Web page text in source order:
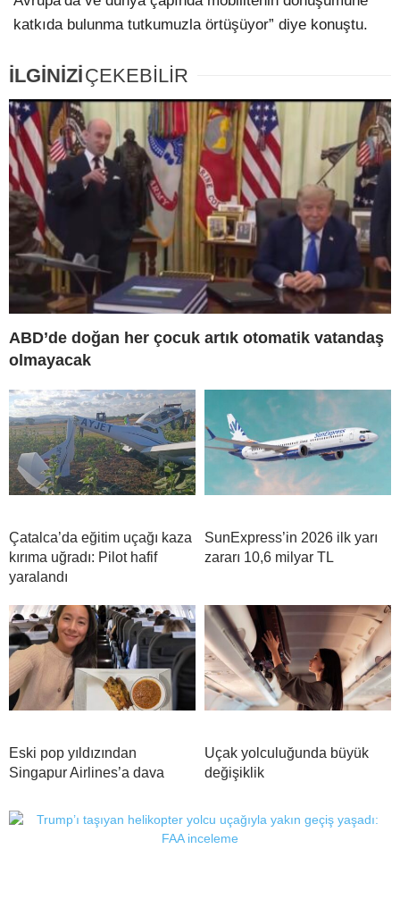
katkıda bulunma tutkumuzla örtüşüyor” diye konuştu.
İLGİNİZİÇEKEBİLİR
ABD’de doğan her çocuk artık otomatik vatandaş
olmayacak
Çatalca’da eğitim uçağı kaza
kırıma uğradı: Pilot hafif
yaralandı
SunExpress’in 2026 ilk yarı
zararı 10,6 milyar TL
Eski pop yıldızından
Singapur Airlines’a dava
Uçak yolculuğunda büyük
değişiklik